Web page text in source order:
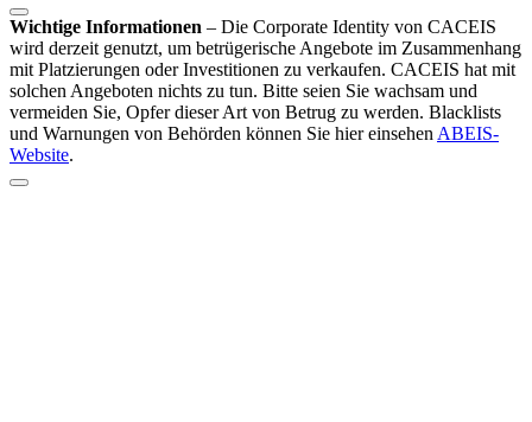
Wichtige Informationen – Die Corporate Identity von CACEIS
wird derzeit genutzt, um betrügerische Angebote im Zusammenhang
mit Platzierungen oder Investitionen zu verkaufen. CACEIS hat mit
solchen Angeboten nichts zu tun. Bitte seien Sie wachsam und
vermeiden Sie, Opfer dieser Art von Betrug zu werden. Blacklists
und Warnungen von Behörden können Sie hier einsehen ABEIS-
Website.